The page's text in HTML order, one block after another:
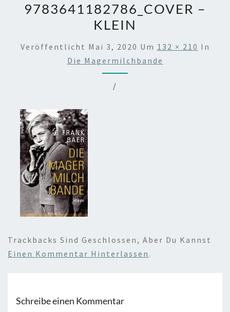
9783641182786_COVER –
KLEIN
Veröffentlicht Mai 3, 2020 Um 132 × 210 In
Die Magermilchbande
/
Trackbacks Sind Geschlossen, Aber Du Kannst
Einen Kommentar Hinterlassen .
Schreibe einen Kommentar